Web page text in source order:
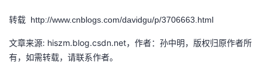
转载 http://www.cnblogs.com/davidgu/p/3706663.html
文章来源: hiszm.blog.csdn.net，作者：孙中明，版权归原作者所
有，如需转载，请联系作者。